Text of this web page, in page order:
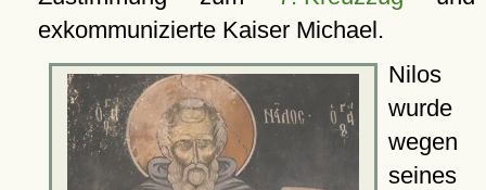
exkommunizierte Kaiser Michael.
Nilos
wurde
wegen
seines